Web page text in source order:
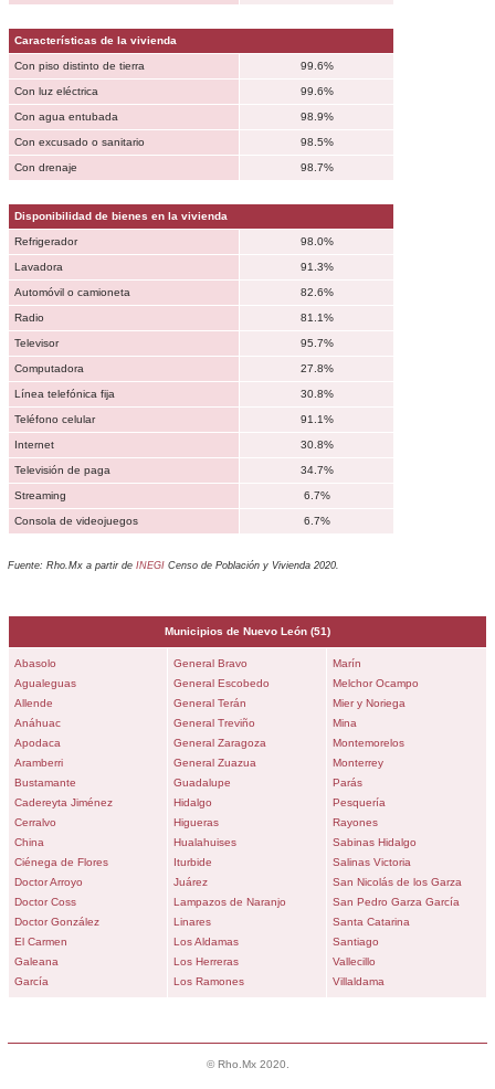
Características de la vivienda
Con piso distinto de tierra 99.6%
Con luz eléctrica 99.6%
Con agua entubada 98.9%
Con excusado o sanitario 98.5%
Con drenaje 98.7%
Disponibilidad de bienes en la vivienda
Refrigerador 98.0%
Lavadora 91.3%
Automóvil o camioneta 82.6%
Radio 81.1%
Televisor 95.7%
Computadora 27.8%
Línea telefónica fija 30.8%
Teléfono celular 91.1%
Internet 30.8%
Televisión de paga 34.7%
Streaming 6.7%
Consola de videojuegos 6.7%
Fuente: Rho.Mx a partir de INEGI Censo de Población y Vivienda 2020.
Municipios de Nuevo León (51)
Abasolo
Agualeguas
Allende
Anáhuac
Apodaca
Aramberri
Bustamante
Cadereyta Jiménez
Cerralvo
China
Ciénega de Flores
Doctor Arroyo
Doctor Coss
Doctor González
El Carmen
Galeana
García
General Bravo
General Escobedo
General Terán
General Treviño
General Zaragoza
General Zuazua
Guadalupe
Hidalgo
Higueras
Hualahuises
Iturbide
Juárez
Lampazos de Naranjo
Linares
Los Aldamas
Los Herreras
Los Ramones
Marín
Melchor Ocampo
Mier y Noriega
Mina
Montemorelos
Monterrey
Parás
Pesquería
Rayones
Sabinas Hidalgo
Salinas Victoria
San Nicolás de los Garza
San Pedro Garza García
Santa Catarina
Santiago
Vallecillo
Villaldama
© Rho.Mx 2020.